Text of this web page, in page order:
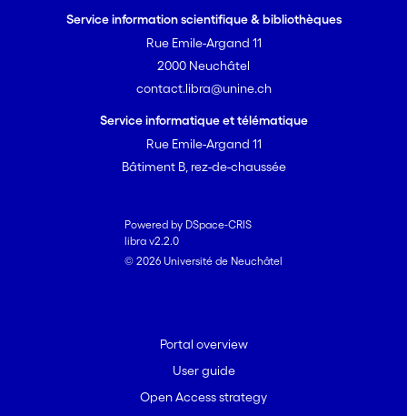
Service information scientifique & bibliothèques
Rue Emile-Argand 11
2000 Neuchâtel
contact.libra@unine.ch
Service informatique et télématique
Rue Emile-Argand 11
Bâtiment B, rez-de-chaussée
Powered by DSpace-CRIS
libra v2.2.0
© 2026 Université de Neuchâtel
Portal overview
User guide
Open Access strategy